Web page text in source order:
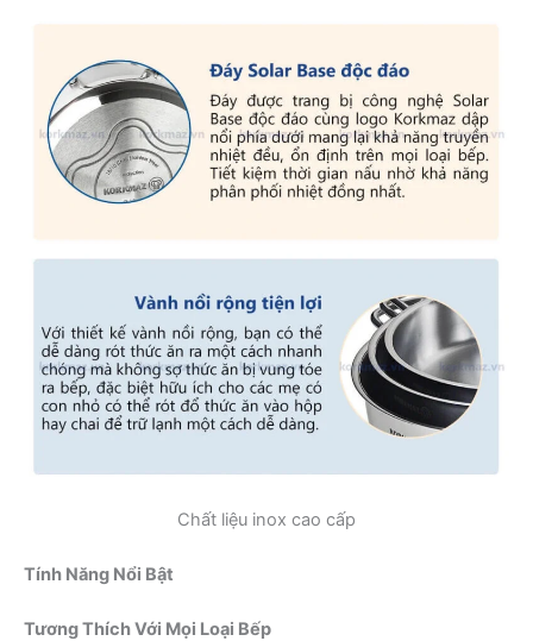
Chất liệu inox cao cấp
Tính Năng Nổi Bật
Tương Thích Với Mọi Loại Bếp